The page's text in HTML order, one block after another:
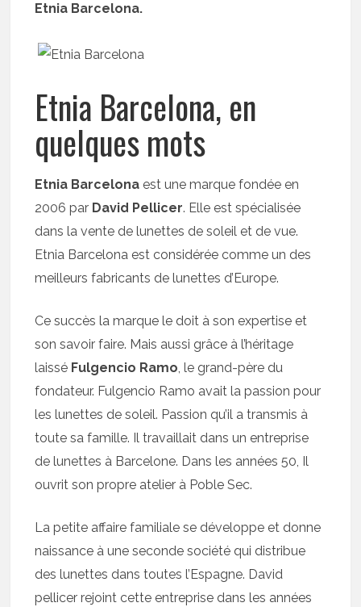
Etnia Barcelona.
Etnia Barcelona, en
quelques mots
Etnia Barcelona est une marque fondée en
2006 par David Pellicer. Elle est spécialisée
dans la vente de lunettes de soleil et de vue.
Etnia Barcelona est considérée comme un des
meilleurs fabricants de lunettes d’Europe.
Ce succès la marque le doit à son expertise et
son savoir faire. Mais aussi grâce à l’héritage
laissé Fulgencio Ramo, le grand-père du
fondateur. Fulgencio Ramo avait la passion pour
les lunettes de soleil. Passion qu’il a transmis à
toute sa famille. Il travaillait dans un entreprise
de lunettes à Barcelone. Dans les années 50, Il
ouvrit son propre atelier à Poble Sec.
La petite affaire familiale se développe et donne
naissance à une seconde société qui distribue
des lunettes dans toutes l’Espagne. David
pellicer rejoint cette entreprise dans les années